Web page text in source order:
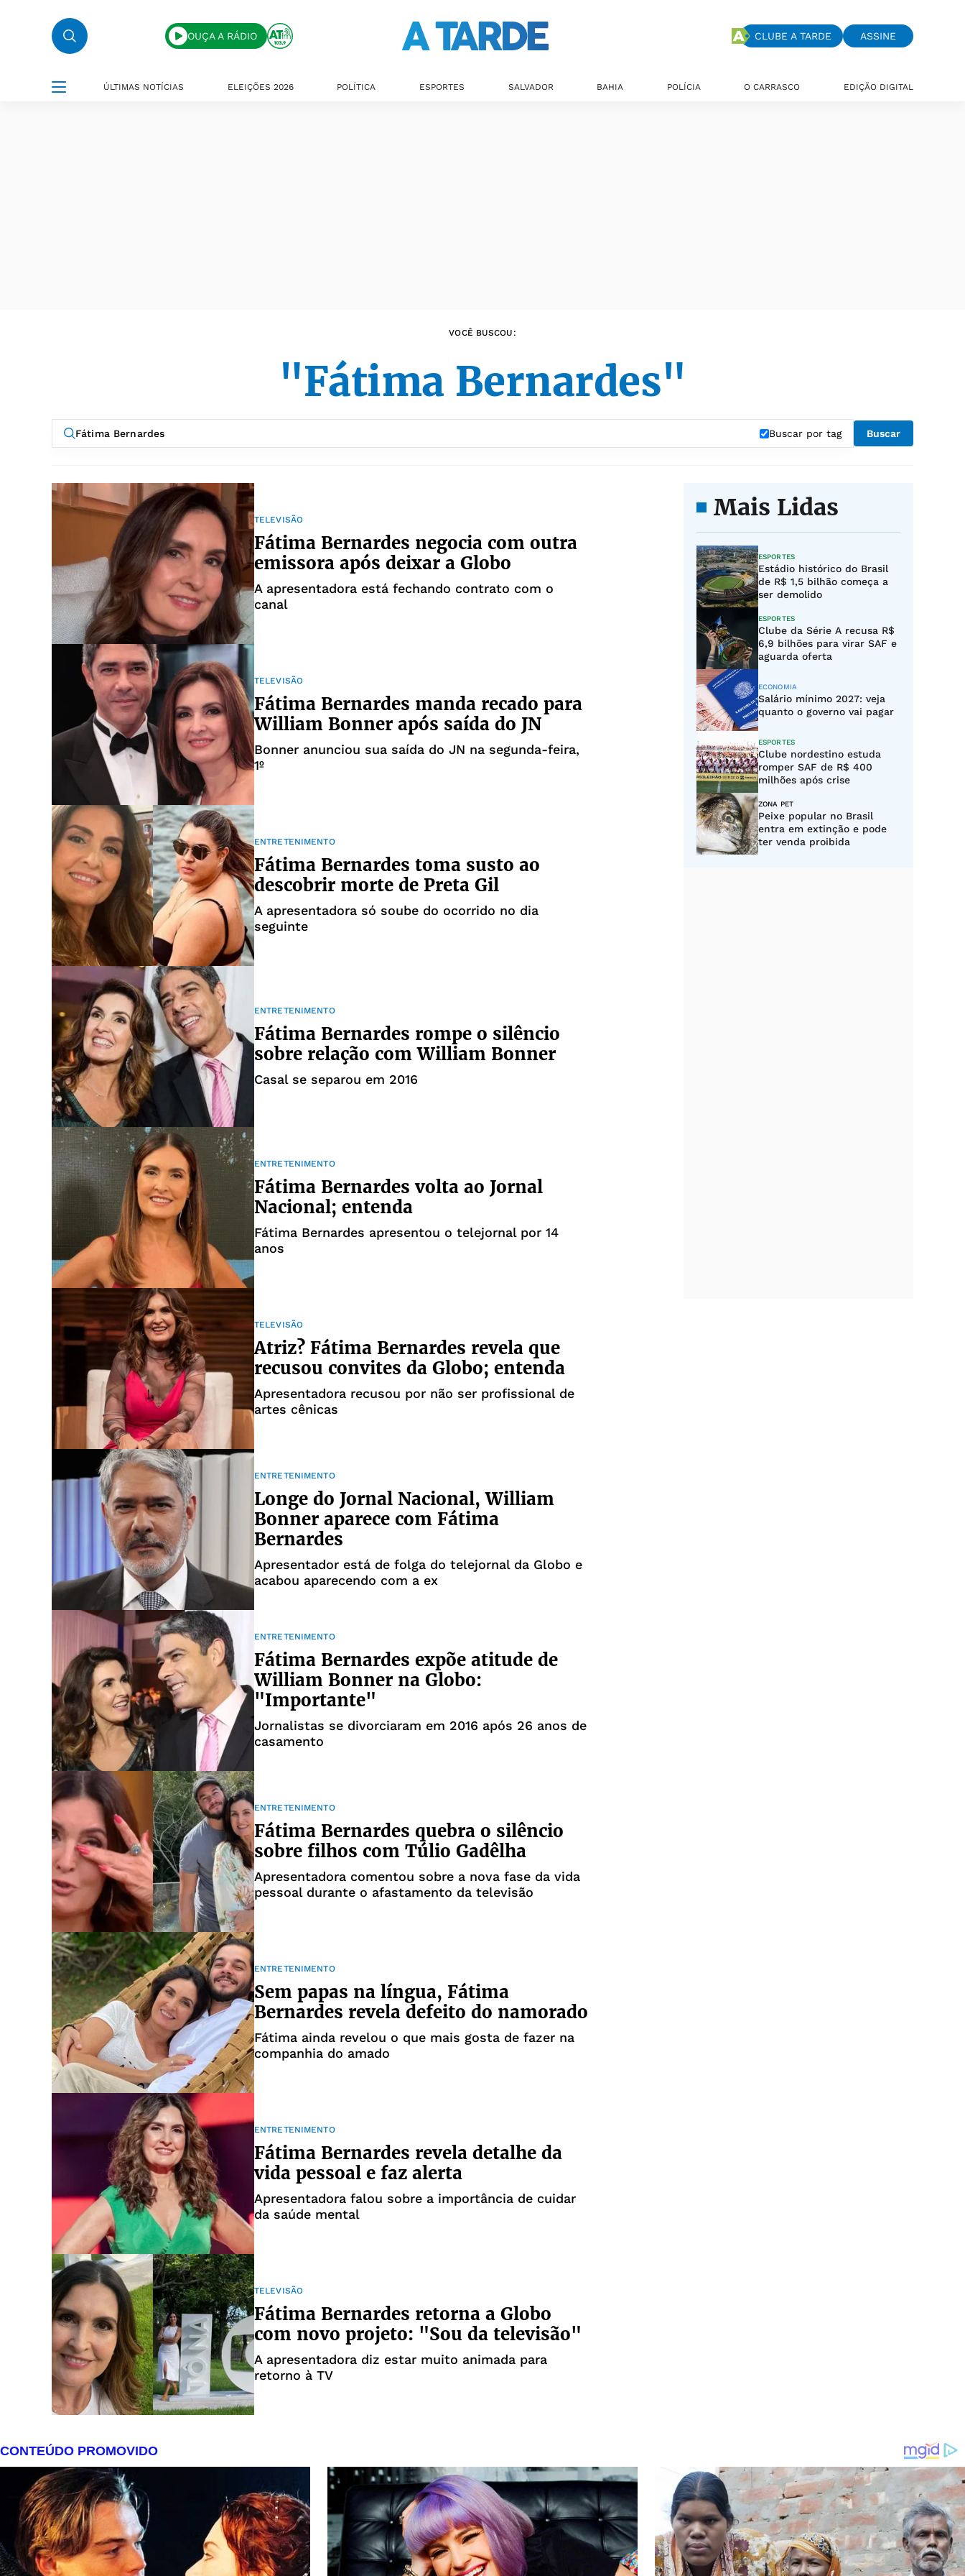
OUÇA A RÁDIO CLUBE A TARDE ASSINE
ÚLTIMAS NOTÍCIAS ELEIÇÕES 2026 POLÍTICA ESPORTES SALVADOR BAHIA POLÍCIA O CARRASCO EDIÇÃO DIGITAL
VOCÊ BUSCOU:
"Fátima Bernardes"
Buscar por tag Buscar
TELEVISÃO
Fátima Bernardes negocia com outra
emissora após deixar a Globo
A apresentadora está fechando contrato com o
canal
TELEVISÃO
Fátima Bernardes manda recado para
William Bonner após saída do JN
Bonner anunciou sua saída do JN na segunda-feira,
1º
ENTRETENIMENTO
Fátima Bernardes toma susto ao
descobrir morte de Preta Gil
A apresentadora só soube do ocorrido no dia
seguinte
ENTRETENIMENTO
Fátima Bernardes rompe o silêncio
sobre relação com William Bonner
Casal se separou em 2016
ENTRETENIMENTO
Fátima Bernardes volta ao Jornal
Nacional; entenda
Fátima Bernardes apresentou o telejornal por 14
anos
TELEVISÃO
Atriz? Fátima Bernardes revela que
recusou convites da Globo; entenda
Apresentadora recusou por não ser profissional de
artes cênicas
ENTRETENIMENTO
Longe do Jornal Nacional, William
Bonner aparece com Fátima
Bernardes
Apresentador está de folga do telejornal da Globo e
acabou aparecendo com a ex
ENTRETENIMENTO
Fátima Bernardes expõe atitude de
William Bonner na Globo:
"Importante"
Jornalistas se divorciaram em 2016 após 26 anos de
casamento
ENTRETENIMENTO
Fátima Bernardes quebra o silêncio
sobre filhos com Túlio Gadêlha
Apresentadora comentou sobre a nova fase da vida
pessoal durante o afastamento da televisão
ENTRETENIMENTO
Sem papas na língua, Fátima
Bernardes revela defeito do namorado
Fátima ainda revelou o que mais gosta de fazer na
companhia do amado
ENTRETENIMENTO
Fátima Bernardes revela detalhe da
vida pessoal e faz alerta
Apresentadora falou sobre a importância de cuidar
da saúde mental
TELEVISÃO
Fátima Bernardes retorna a Globo
com novo projeto: "Sou da televisão"
A apresentadora diz estar muito animada para
retorno à TV
Mais Lidas
ESPORTES
Estádio histórico do Brasil
de R$ 1,5 bilhão começa a
ser demolido
ESPORTES
Clube da Série A recusa R$
6,9 bilhões para virar SAF e
aguarda oferta
ECONOMIA
Salário mínimo 2027: veja
quanto o governo vai pagar
ESPORTES
Clube nordestino estuda
romper SAF de R$ 400
milhões após crise
ZONA PET
Peixe popular no Brasil
entra em extinção e pode
ter venda proibida